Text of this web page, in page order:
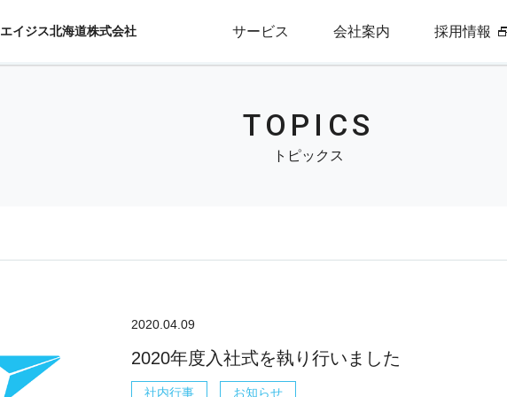
エイジス北海道株式会社 サービス 会社案内 採用情報
TOPICS
トピックス
2020.04.09
2020年度入社式を執り行いました
社内行事 お知らせ